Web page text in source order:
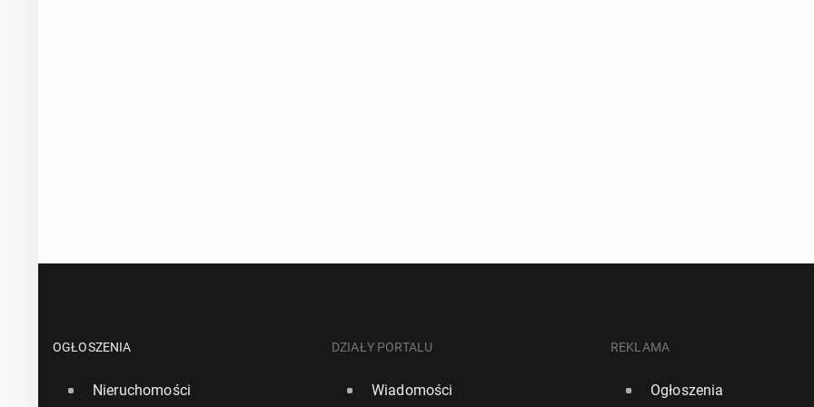
OGŁOSZENIA
Nieruchomości
DZIAŁY PORTALU
Wiadomości
REKLAMA
Ogłoszenia